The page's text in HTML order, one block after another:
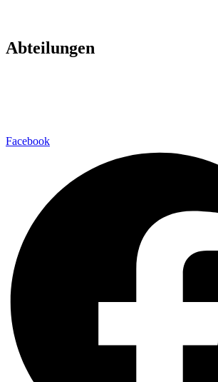
Abteilungen
Facebook